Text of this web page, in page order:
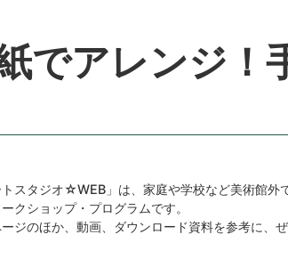
でアレンジ！
トスタジオ☆WEB」は、家庭や学校など美術館外
クショップ・プログラムです。
ージのほか、動画、ダウンロード資料を参考に、